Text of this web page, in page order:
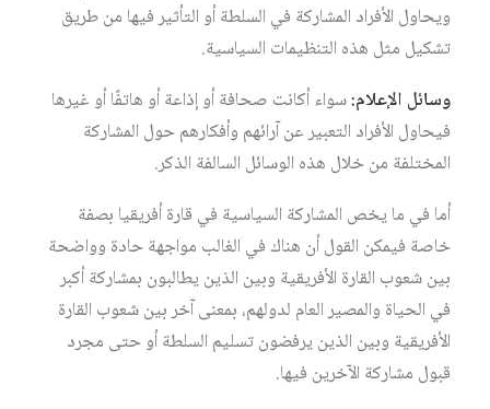
ويحاول الأفراد المشاركة في السلطة أو التأثير فيها من طريق
تشكيل مثل هذه التنظيمات السياسية.
وسائل الإعلام:سواء أكانت صحافة أو إذاعة أو هاتفًا أو غيرها
فيحاول الأفراد التعبير عن آرائهم وأفكارهم حول المشاركة
المختلفة من خلال هذه الوسائل السالفة الذكر.
أما في ما يخص المشاركة السياسية في قارة أفريقيا بصفة
خاصة فيمكن القول أن هناك في الغالب مواجهة حادة وواضحة
بين شعوب القارة الأفريقية وبين الذين يطالبون بمشاركة أكبر
في الحياة والمصير العام لدولهم، بمعنى آخر بين شعوب القارة
الأفريقية وبين الذين يرفضون تسليم السلطة أو حتى مجرد
قبول مشاركة الآخرين فيها.